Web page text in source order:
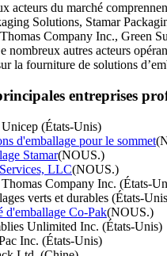
acteurs du marché
Solutions, Stamar
Company Inc., Green
nombreux autres acteurs
la fourniture de solutions
entreprises
(États-Unis)
d'emballage pour le sommet
Stamar(NOUS.)
LLC(NOUS.)
Company Inc. (États-
verts et durables (États-
d'emballage Co-Pak(NOUS.)
Unlimited Inc. (États-Unis)
Inc. (États-Unis)